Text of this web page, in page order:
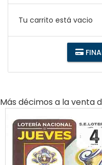
Tu carrito está vacio
Más décimos a la venta